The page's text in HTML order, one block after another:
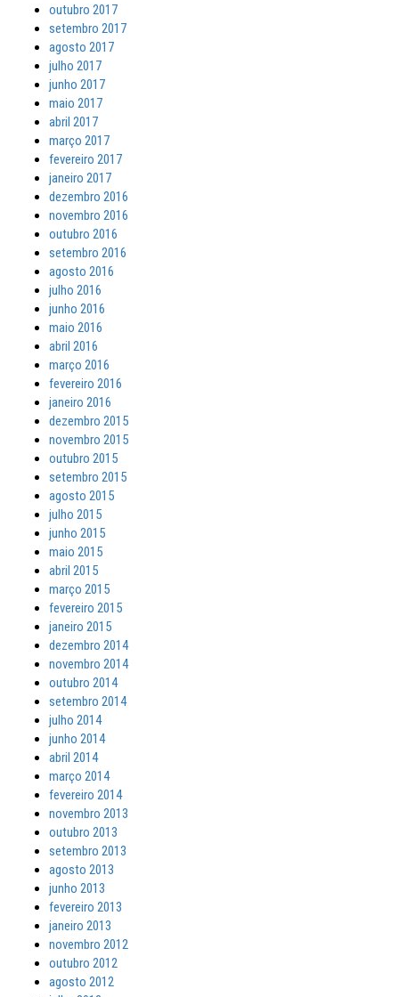
outubro 2017
setembro 2017
agosto 2017
julho 2017
junho 2017
maio 2017
abril 2017
março 2017
fevereiro 2017
janeiro 2017
dezembro 2016
novembro 2016
outubro 2016
setembro 2016
agosto 2016
julho 2016
junho 2016
maio 2016
abril 2016
março 2016
fevereiro 2016
janeiro 2016
dezembro 2015
novembro 2015
outubro 2015
setembro 2015
agosto 2015
julho 2015
junho 2015
maio 2015
abril 2015
março 2015
fevereiro 2015
janeiro 2015
dezembro 2014
novembro 2014
outubro 2014
setembro 2014
julho 2014
junho 2014
abril 2014
março 2014
fevereiro 2014
novembro 2013
outubro 2013
setembro 2013
agosto 2013
junho 2013
fevereiro 2013
janeiro 2013
novembro 2012
outubro 2012
agosto 2012